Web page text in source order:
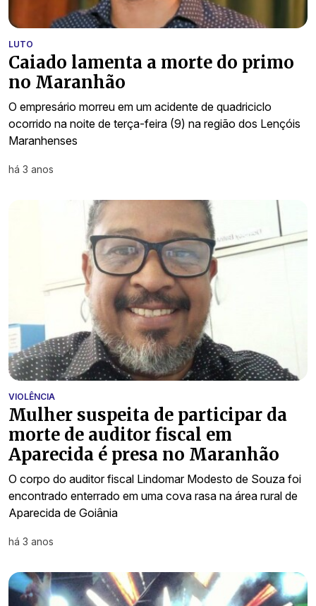
LUTO
Caiado lamenta a morte do primo
no Maranhão
O empresário morreu em um acidente de quadriciclo
ocorrido na noite de terça-feira (9) na região dos Lençóis
Maranhenses
há 3 anos
VIOLÊNCIA
Mulher suspeita de participar da
morte de auditor fiscal em
Aparecida é presa no Maranhão
O corpo do auditor fiscal Lindomar Modesto de Souza foi
encontrado enterrado em uma cova rasa na área rural de
Aparecida de Goiânia
há 3 anos